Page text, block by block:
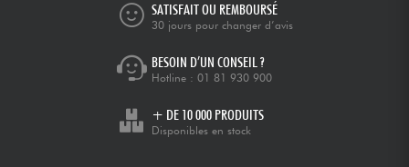
SATISFAIT OU REMBOURSÉ
30 jours pour changer d’avis
BESOIN D’UN CONSEIL ?
Hotline : 01 81 930 900
+ DE 10 000 PRODUITS
Disponibles en stock